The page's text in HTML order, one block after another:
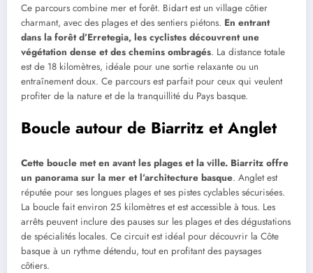
Ce parcours combine mer et forêt. Bidart est un village côtier
charmant, avec des plages et des sentiers piétons. En entrant
dans la forêt d’Erretegia, les cyclistes découvrent une
végétation dense et des chemins ombragés. La distance totale
est de 18 kilomètres, idéale pour une sortie relaxante ou un
entraînement doux. Ce parcours est parfait pour ceux qui veulent
profiter de la nature et de la tranquillité du Pays basque.
Boucle autour de Biarritz et Anglet
Cette boucle met en avant les plages et la ville. Biarritz offre
un panorama sur la mer et l’architecture basque. Anglet est
réputée pour ses longues plages et ses pistes cyclables sécurisées.
La boucle fait environ 25 kilomètres et est accessible à tous. Les
arrêts peuvent inclure des pauses sur les plages et des dégustations
de spécialités locales. Ce circuit est idéal pour découvrir la Côte
basque à un rythme détendu, tout en profitant des paysages
côtiers.